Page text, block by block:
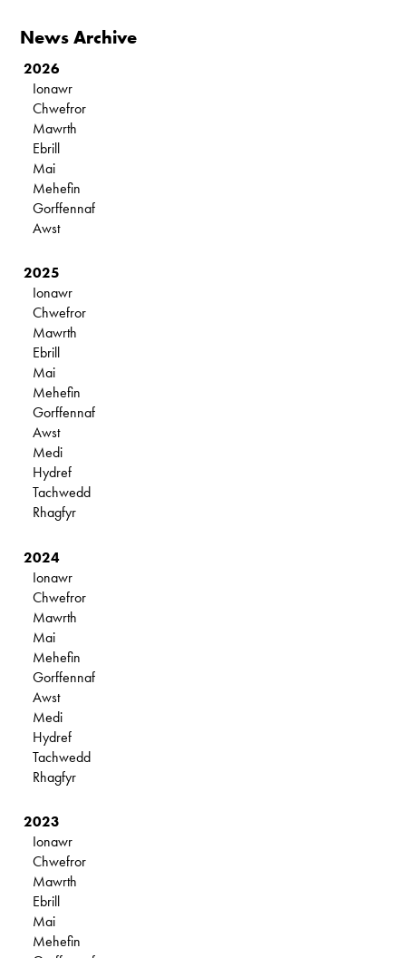
News Archive
2026
Ionawr
Chwefror
Mawrth
Ebrill
Mai
Mehefin
Gorffennaf
Awst
2025
Ionawr
Chwefror
Mawrth
Ebrill
Mai
Mehefin
Gorffennaf
Awst
Medi
Hydref
Tachwedd
Rhagfyr
2024
Ionawr
Chwefror
Mawrth
Mai
Mehefin
Gorffennaf
Awst
Medi
Hydref
Tachwedd
Rhagfyr
2023
Ionawr
Chwefror
Mawrth
Ebrill
Mai
Mehefin